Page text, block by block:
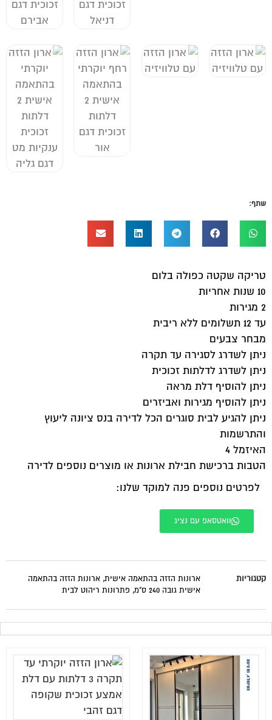
שתף:
טריקה שקטה כפולה בלום
10 שנות אחריות
2 מגירות
עד 12 תשלומים ללא ריבית
מבחר צבעים
ניתן לשדרג לסגירה עד תקרה
ניתן לשדרג לדלתות זכוכית
ניתן להוסיף דלת מראה
ניתן להוסיף מגירות ואביזרים
ניתן להגיע לבית סוגרים הכל לדירה בנס ציונה ליעוץ
והתרשמות
האיזמל 4
הטבות ברכישת חבילת ארונות או מוצרים נוספים לדירה
לפרטים נוספים פנה למוקד שלנו:
וואטסאפ עם נציג
קטגוריות ארונות הזזה בהתאמה אישית, ארונות הזזה בהתאמה
אישית גובה 240 ס"מ
, פתרונות ריהוט לבית